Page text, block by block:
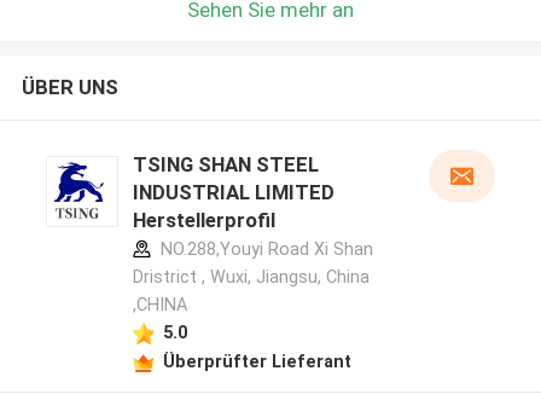
Sehen Sie mehr an
ÜBER UNS
TSING SHAN STEEL
INDUSTRIAL LIMITED
Herstellerprofil
NO.288,Youyi Road Xi Shan
Dristrict , Wuxi, Jiangsu, China
,CHINA
5.0
Überprüfter Lieferant